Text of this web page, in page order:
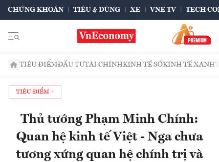
CHỨNG KHOÁN TIÊU & DÙNG XE VNE TV TECH
TIÊU ĐIỂMĐẦU TƯTÀI CHÍNHKINH TẾ SỐKINH TẾ XANH
TIÊU ĐIỂM
Thủ tướng Phạm Minh Chính:
Quan hệ kinh tế Việt - Nga chưa
tương xứng quan hệ chính trị và